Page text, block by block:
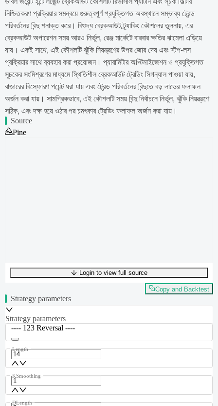
নিশ্চিতকরণ প্রক্রিয়ার সমন্বয়ে গুরুত্বপূর্ণ প্রযুক্তিগত অবস্থানে সম্ভাব্য ট্রেন্ড
পরিবর্তনের বিন্দু শনাক্ত করে। বিশুদ্ধ ব্রেকআউট ট্র্যাকিং কৌশলের তুলনায়, এর
ব্রেকআউট অপারেশন সময় আরও নির্ভুল, রেঞ্জ মার্কেটে বারবার ক্ষতির ঝামেলা এড়িয়ে
যায়। একই সাথে, এই কৌশলটি ঝুঁকি নিয়ন্ত্রণের উপর জোর দেয় এবং স্টপ-লস
প্রক্রিয়ার সাথে ব্যবহার করা প্রয়োজন। প্যারামিটার অপ্টিমাইজেশন ও প্রযুক্তিগত
সূচকের সংমিশ্রণের মাধ্যমে স্থিতিশীল ব্রেকআউট ট্রেডিং সিগন্যাল পাওয়া যায়,
বাজারের বিস্ফোরণ পয়েন্ট ধরা যায় এবং ট্রেন্ড পরিবর্তনের বিন্দুতে বড় লাভের ফলাফল
অর্জন করা যায়। সামগ্রিকভাবে, এই কৌশলটি সময় বিন্দু নির্বাচনে নির্ভুল, ঝুঁকি নিয়ন্ত্রণে
সঠিক, এবং দক্ষ হয়ে ওঠার পর চমৎকার ট্রেডিং ফলাফল অর্জন করা যায়।
Source
Pine
UTF-8327 bytes43 words0 linesLn 1,Col 0
Login to view full source
Copy and Backtest
Strategy parameters
Strategy parameters
---- 123 Reversal ----
Length
KSmoothing
DLength